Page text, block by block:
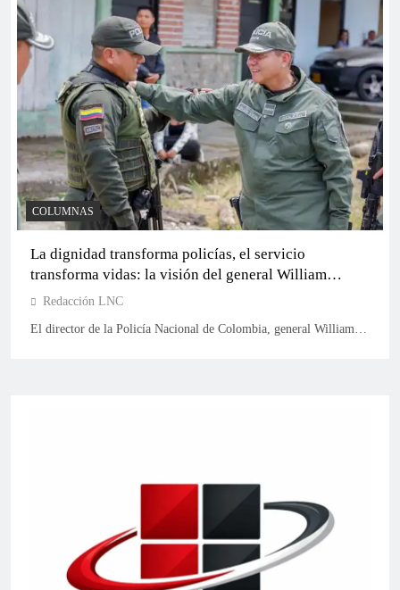
Mompox y Magangué Caminan con Camila y el
C101 a la Cámara
COLUMNAS
La dignidad transforma policías, el servicio
transforma vidas: la visión del general William
Rincón para una nueva Policía Nacional
Redacción LNC
El director de la Policía Nacional de Colombia, general William…